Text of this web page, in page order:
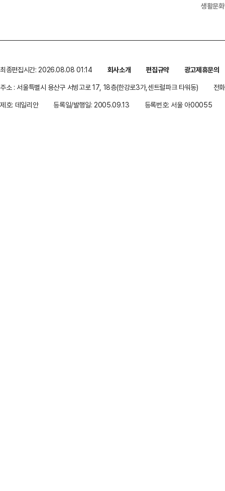
생활문
최종편집시간: 2026.08.08 01:14 회사소개 편집규약
광고제휴문의
주소 : 서울특별시 용산구 서빙고로 17, 18층(한강로3가,센트럴파크 타워동)
전
제호: 데일리안
등록일/발행일: 2005.09.13 등록번호: 서울 아00055